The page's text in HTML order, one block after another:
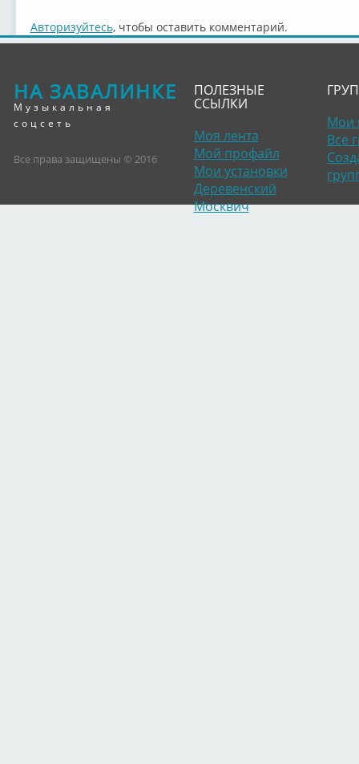
Авторизуйтесь, чтобы оставить комментарий.
НА ЗАВАЛИНКЕ
Музыкальная
соцсеть
Все права защищены © 2016
ПОЛЕЗНЫЕ
ССЫЛКИ
Моя лента
Мой профайл
Мои установки
Деревенский
Москвич
Мои
Все